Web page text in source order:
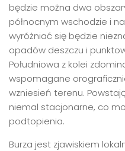
będzie można dwa
północnym wschodzie i
wyróżniać się będzie
opadów deszczu i
Południowa z kolei
wspomagane
wzniesień terenu.
niemal stacjonarne, co
podtopienia.
Burza jest zjawiskiem